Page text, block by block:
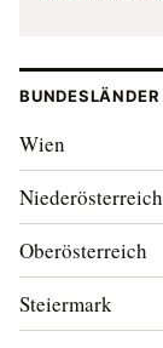
BUNDESLÄNDER
Wien
Niederösterreich
Oberösterreich
Steiermark